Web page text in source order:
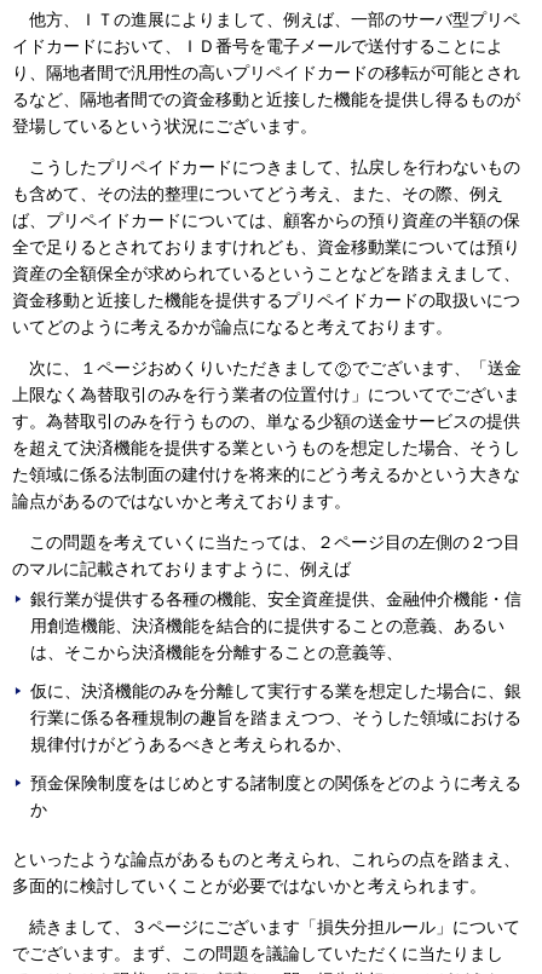
他方、ＩＴの進展によりまして、例えば、一部のサーバ型プリペ
イドカードにおいて、ＩＤ番号を電子メールで送付することによ
り、隔地者間で汎用性の高いプリペイドカードの移転が可能とされ
るなど、隔地者間での資金移動と近接した機能を提供し得るものが
登場しているという状況にございます。
こうしたプリペイドカードにつきまして、払戻しを行わないもの
も含めて、その法的整理についてどう考え、また、その際、例え
ば、プリペイドカードについては、顧客からの預り資産の半額の保
全で足りるとされておりますけれども、資金移動業については預り
資産の全額保全が求められているということなどを踏まえまして、
資金移動と近接した機能を提供するプリペイドカードの取扱いにつ
いてどのように考えるかが論点になると考えております。
次に、１ページおめくりいただきまして
でございます、「送金
上限なく為替取引のみを行う業者の位置付け」についてでございま
す。為替取引のみを行うものの、単なる少額の送金サービスの提供
を超えて決済機能を提供する業というものを想定した場合、そうし
た領域に係る法制面の建付けを将来的にどう考えるかという大きな
論点があるのではないかと考えております。
この問題を考えていくに当たっては、２ページ目の左側の２つ目
のマルに記載されておりますように、例えば
銀行業が提供する各種の機能、安全資産提供、金融仲介機能・信
用創造機能、決済機能を結合的に提供することの意義、あるい
は、そこから決済機能を分離することの意義等、
仮に、決済機能のみを分離して実行する業を想定した場合に、銀
行業に係る各種規制の趣旨を踏まえつつ、そうした領域における
規律付けがどうあるべきと考えられるか、
預金保険制度をはじめとする諸制度との関係をどのように考える
か
といったような論点があるものと考えられ、これらの点を踏まえ、
多面的に検討していくことが必要ではないかと考えられます。
続きまして、３ページにございます「損失分担ルール」について
でございます。まず、この問題を議論していただくに当たりまし